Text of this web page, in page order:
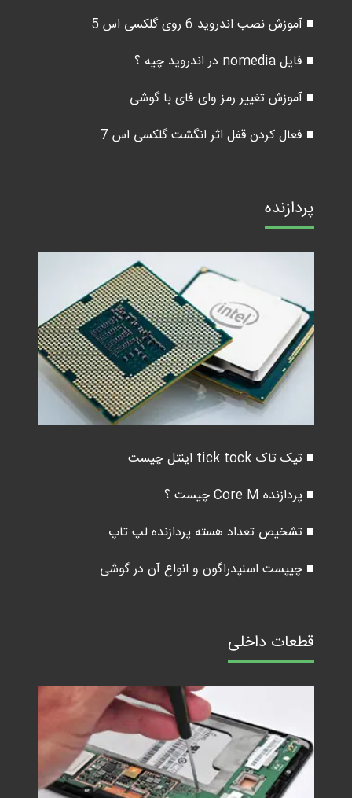
■ آموزش نصب اندروید 6 روی گلکسی اس 5
■ فایل nomedia در اندروید چیه ؟
■ آموزش تغییر رمز وای فای با گوشی
■ فعال کردن قفل اثر انگشت گلکسی اس 7
پردازنده
■ تیک تاک tick tock اینتل چیست
■ پردازنده Core M چیست ؟
■ تشخیص تعداد هسته پردازنده لپ تاپ
■ چیپست اسنپدراگون و انواع آن در گوشی
قطعات داخلی